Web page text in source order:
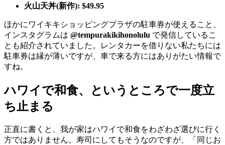
火山天丼(新作): $49.95
ほかにワイキキショッピングプラザの駐車券が使えること、
インスタグラムは @tempurakikihonolulu で発信しているこ
とも紹介されていました。レンタカーを借りない私たちには
駐車券は縁が薄いですが、車で来る方にはありがたい情報で
すね。
ハワイで和食、というところで一度立
ち止まる
正直に書くと、我が家はハワイで和食をわざわざ選びに行く
方ではありません。寿司にしてもそうなのですが、「同じお